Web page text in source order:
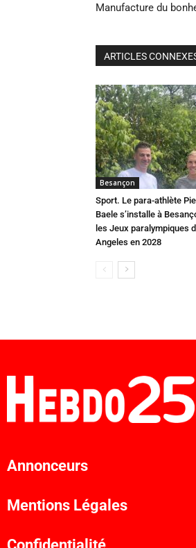
Manufacture du
ARTICLES
Besançon
Sport. Le para-athlète
Baele s’installe à
les Jeux paralympiques
Angeles en 2028
Annonceurs
Mentions Légales